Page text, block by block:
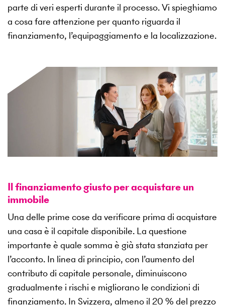
parte di veri esperti durante il processo. Vi spieghiamo
a cosa fare attenzione per quanto riguarda il
finanziamento, l’equipaggiamento e la localizzazione.
Il finanziamento giusto per acquistare un
immobile
Una delle prime cose da verificare prima di acquistare
una casa è il capitale disponibile. La questione
importante è quale somma è già stata stanziata per
l’acconto. In linea di principio, con l’aumento del
contributo di capitale personale, diminuiscono
gradualmente i rischi e migliorano le condizioni di
finanziamento. In Svizzera, almeno il 20 % del prezzo